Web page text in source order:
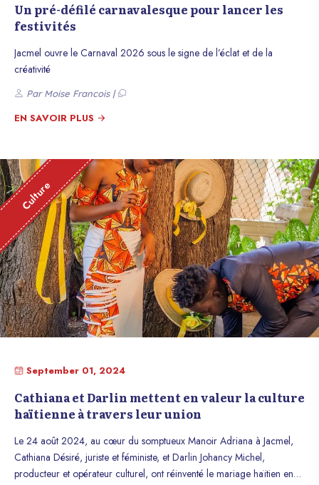
Un pré-défilé carnavalesque pour lancer les
festivités
Jacmel ouvre le Carnaval 2026 sous le signe de l’éclat et de la
créativité
Par Moise Francois |
EN SAVOIR PLUS
Culture
September 01, 2024
Cathiana et Darlin mettent en valeur la culture
haïtienne à travers leur union
Le 24 août 2024, au cœur du somptueux Manoir Adriana à Jacmel,
Cathiana Désiré, juriste et féministe, et Darlin Johancy Michel,
producteur et opérateur culturel, ont réinventé le mariage haïtien en